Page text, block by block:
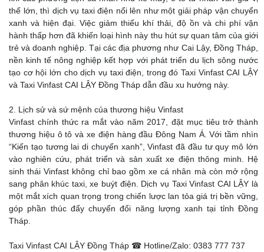
thế lớn, thì dịch vụ taxi điện nổi lên như một giải pháp vận chuyển
xanh và hiện đại. Việc giảm thiểu khí thải, độ ồn và chi phí vận
hành thấp hơn đã khiến loại hình này thu hút sự quan tâm của giới
trẻ và doanh nghiệp. Tại các địa phương như Cai Lậy, Đồng Tháp,
nền kinh tế nông nghiệp kết hợp với phát triển du lịch sông nước
tạo cơ hội lớn cho dịch vụ taxi điện, trong đó Taxi Vinfast CAI LẬY
và Taxi Vinfast CAI LẬY Đồng Tháp dẫn đầu xu hướng này.
2. Lịch sử và sứ mệnh của thương hiệu Vinfast
Vinfast chính thức ra mắt vào năm 2017, đặt mục tiêu trở thành
thương hiệu ô tô và xe điện hàng đầu Đông Nam Á. Với tầm nhìn
“Kiến tạo tương lai di chuyển xanh”, Vinfast đã đầu tư quy mô lớn
vào nghiên cứu, phát triển và sản xuất xe điện thông minh. Hệ
sinh thái Vinfast không chỉ bao gồm xe cá nhân mà còn mở rộng
sang phân khúc taxi, xe buýt điện. Dịch vụ Taxi Vinfast CAI LẬY là
một mắt xích quan trọng trong chiến lược lan tỏa giá trị bền vững,
góp phần thúc đẩy chuyển đổi năng lượng xanh tại tỉnh Đồng
Tháp.
Taxi Vinfast CAI LẬY Đồng Tháp ☎ Hotline/Zalo: 0383 777 737